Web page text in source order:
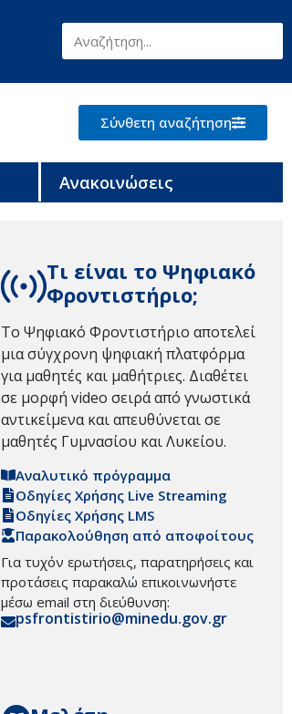
Σύνθετη αναζήτηση
Ανακοινώσεις
Τι είναι το Ψηφιακό
Φροντιστήριο;
Το Ψηφιακό Φροντιστήριο αποτελεί
μια σύγχρονη ψηφιακή πλατφόρμα
για μαθητές και μαθήτριες. Διαθέτει
σε μορφή video σειρά από γνωστικά
αντικείμενα και απευθύνεται σε
μαθητές Γυμνασίου και Λυκείου.
Αναλυτικό πρόγραμμα
Οδηγίες Χρήσης Live Streaming
Οδηγίες Χρήσης LMS
Παρακολούθηση από αποφοίτους
Για τυχόν ερωτήσεις, παρατηρήσεις και
προτάσεις παρακαλώ επικοινωνήστε
μέσω email στη διεύθυνση:
psfrontistirio@minedu.gov.gr